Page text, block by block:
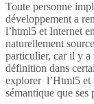
Toute personne
développement a
l’html5 et Internet
naturellement
particulier, car il y a
définition dans
explorer l’Html5 et
sémantique que ses